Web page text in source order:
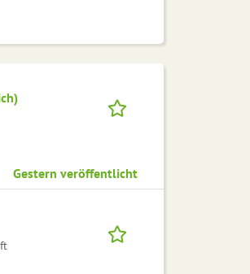
Gestern veröffentlicht